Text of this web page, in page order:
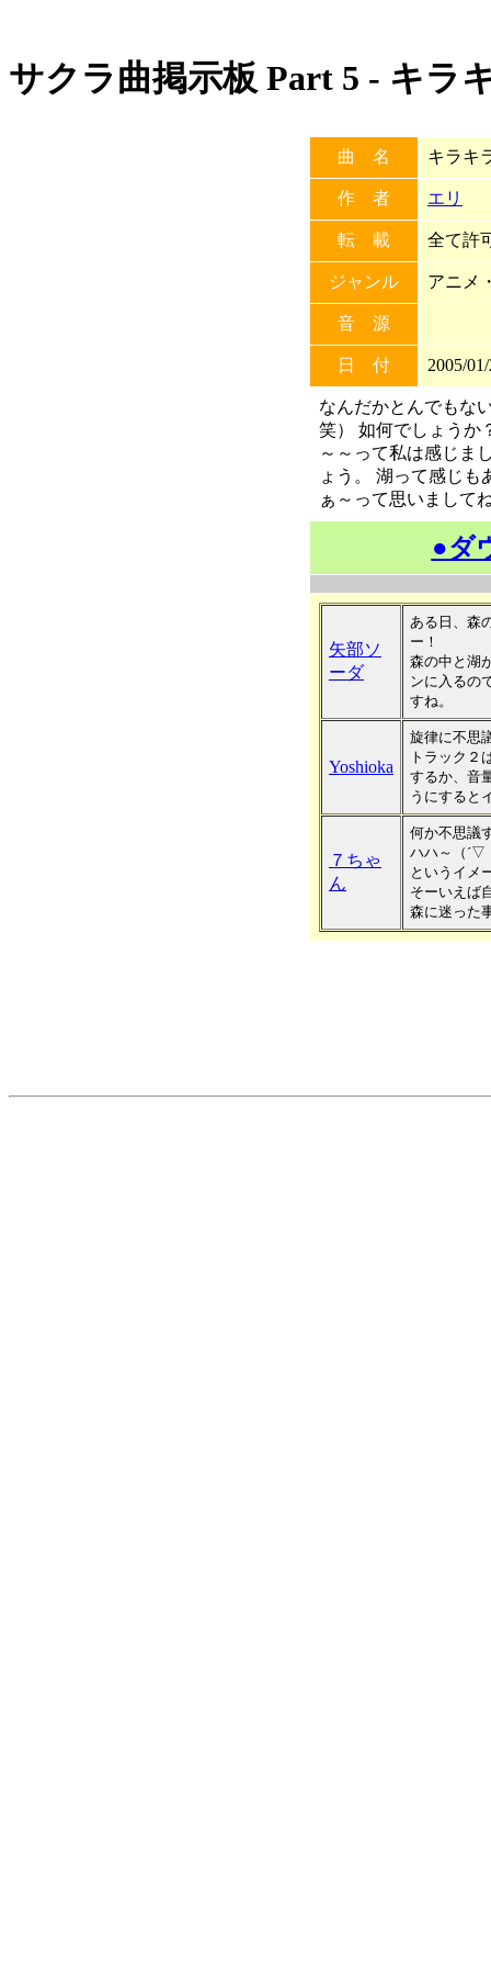
サクラ曲掲示板 Part 5 - キラ
曲 名 キラキ
作 者 エリ
転 載 全て許
ジャンル アニメ
音 源
日 付 2005/
なんだかとんでもな
笑） 如何でしょうか
～～って私は感じま
ょう。 湖って感じも
ぁ～って思いまして
●ダ
矢部ソ
ーダ
ある日、森
ー！
森の中と湖
ンに入るの
すね。
Yoshioka
旋律に不思
トラック２
するか、音
うにすると
７ちゃ
ん
何か不思議
ハハ～（´▽
というイメ
そーいえば
森に迷った